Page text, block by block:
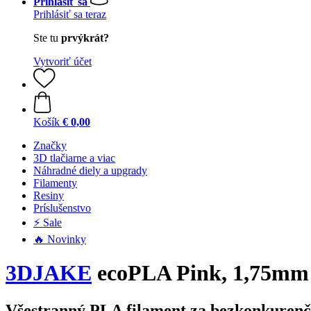
Prihlásiť sa teraz
Ste tu prvýkrát?
Vytvoriť účet
Košík € 0,00
Značky
3D tlačiarne a viac
Náhradné diely a upgrady
Filamenty
Resiny
Príslušenstvo
⚡ Sale
🔥 Novinky
3DJAKE ecoPLA Pink,